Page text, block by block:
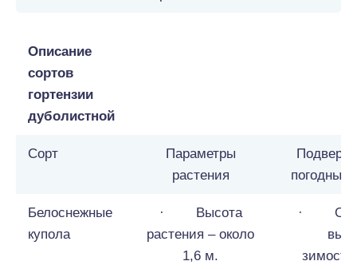
Описание
сортов
гортензии
дуболистной
Сорт
Параметры
растения
погодным
Белоснежные
купола
· Высота
растения – около
1,6 м.
·